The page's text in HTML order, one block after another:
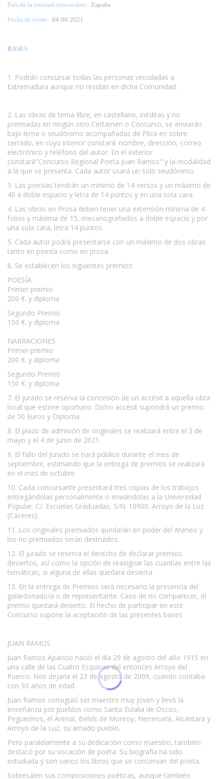
País de la entidad convocante: España
Fecha de cierre: 04:06:2021
BASES
1. Podrán concursar todas las personas vinculadas a
Extremadura aunque no residan en dicha Comunidad.
2. Las obras de tema libre, en castellano, inéditas y no
premiadas en ningún otro Certamen o Concurso, se enviarán
bajo lema o seudónimo acompañadas de Plica en sobre
cerrado, en cuyo interior constará: nombre, dirección, correo
electrónico y teléfono del autor. En el exterior
constará"Concurso Regional Poeta Juan Ramos" y la modalidad
a la que se presenta. Cada autor usará un solo seudónimo.
3. Las poesías tendrán un mínimo de 14 versos y un máximo de
40 a doble espacio y letra de 14 puntos y en una sola cara.
4. Las obras en Prosa deben tener una extensión mínima de 4
folios y máxima de 15, mecanografiados a doble espacio y por
una sola cara, letra 14 puntos.
5. Cada autor podrá presentarse con un máximo de dos obras
tanto en poesía como en prosa.
6. Se establecen los siguientes premios:
POESÍA
Primer premio
200 €. y diploma
Segundo Premio
150 €. y diploma
NARRACIONES
Primer premio
200 €. y diploma
Segundo Premio
150 €. y diploma
7. El jurado se reserva la concesión de un accésit a aquella obra
local que estime oportuno. Dicho accésit supondrá un premio
de 50 Euros y Diploma.
8. El plazo de admisión de originales se realizará entre el 3 de
mayo y el 4 de junio de 2021.
9. El fallo del Jurado se hará público durante el mes de
septiembre, estimando que la entrega de premios se realizará
en el mes de octubre.
10. Cada concursante presentará tres copias de los trabajos
entregándolas personalmente o enviándolas a la Universidad
Popular. C/. Escuelas Graduadas, S/N. 10900. Arroyo de la Luz
(Cáceres).
11. Los originales premiados quedarán en poder del Ateneo y
los no premiados serán destruidos.
12. El jurado se reserva el derecho de declarar premios
desiertos, así como la opción de reasignar las cuantías entre las
temáticas, si alguna de ellas quedara desierta.
13. En la entrega de Premios será necesario la presencia del
galardonado/a o de representante. Caso de no comparecer, el
premio quedará desierto. El hecho de participar en este
Concurso supone la aceptación de las presentes bases
JUAN RAMOS
Juan Ramos Aparicio nació el día 29 de agosto del año 1915 en
una calle de las Cuatro Esquinas del entonces Arroyo del
Puerco. Nos dejaría el 23 de agosto de 2009, cuando contaba
con 93 años de edad.
Juan Ramos consiguió ser maestro muy joven y llevó la
enseñanza por pueblos como Santa Eulalia de Oscos,
Peguerinos, el Arenal, Belvís de Monroy, Herreruela, Alcántara y
Arroyo de la Luz, su amado pueblo.
Pero paralelamente a su dedicación como maestro, también
destacó por su vocación de poeta. Su biografía ha sido
estudiada y son varios los libros que se conservan del poeta.
Sobresalen sus composiciones poéticas, aunque también